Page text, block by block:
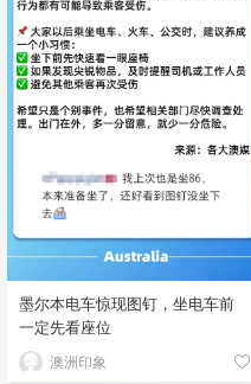
墨尔本电车惊现图钉，坐电车前
一定先看座位
澳洲印象